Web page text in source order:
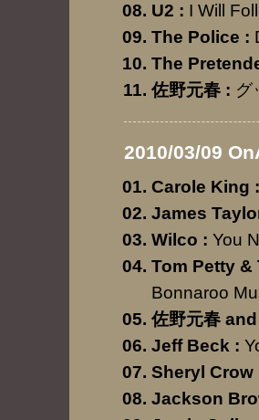
U2 : I Will
The Police :
The
佐野元春 : グ
2010/03/09
Carole King :
James
Wilco : You
Tom Petty &
Bonnaroo
佐野元春
Jeff Beck :
Sheryl Crow
Jackson